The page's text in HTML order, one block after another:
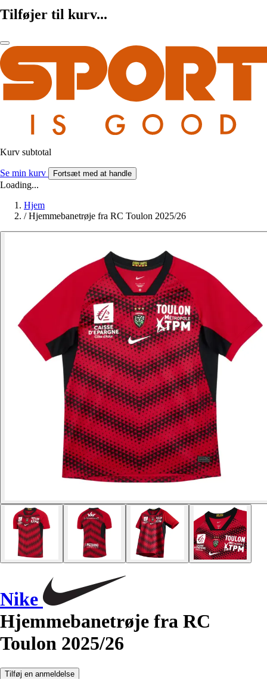
Tilføjer til kurv...
Kurv subtotal
Se min kurv Fortsæt med at handle
Loading...
Hjem
/ Hjemmebanetrøje fra RC Toulon 2025/26
Nike
Hjemmebanetrøje fra RC
Toulon 2025/26
Tilføj en anmeldelse